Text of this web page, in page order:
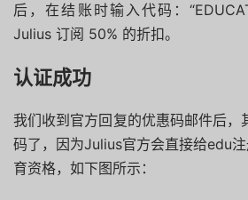
后，在结账时输入代码：
Julius 订阅 50% 的折扣。
认证成功
我们收到官方回复的优惠码邮件后，
码了，因为Julius官方会直接给edu
育资格，如下图所示：